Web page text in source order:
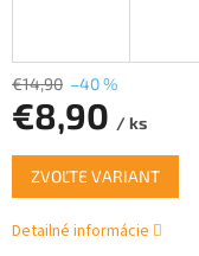
€14,90 –40 %
€8,90 / ks
Jednotková
cena:
ZVOĽTE VARIANT
Detailné informácie